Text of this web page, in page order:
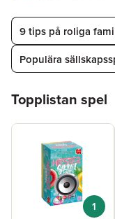
Hoppa över listan
9 tips på roliga
Populära
Topplistan spel
1